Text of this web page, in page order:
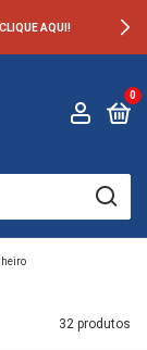
AQUI!
0
32 produtos